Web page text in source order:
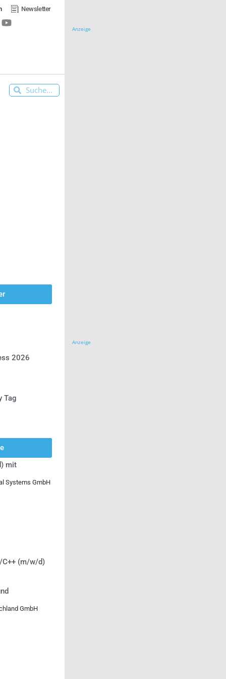
Newsletter
2026
Tag
mit
Systems GmbH
C++ (m/w/d)
GmbH
Anzeige
Anzeige